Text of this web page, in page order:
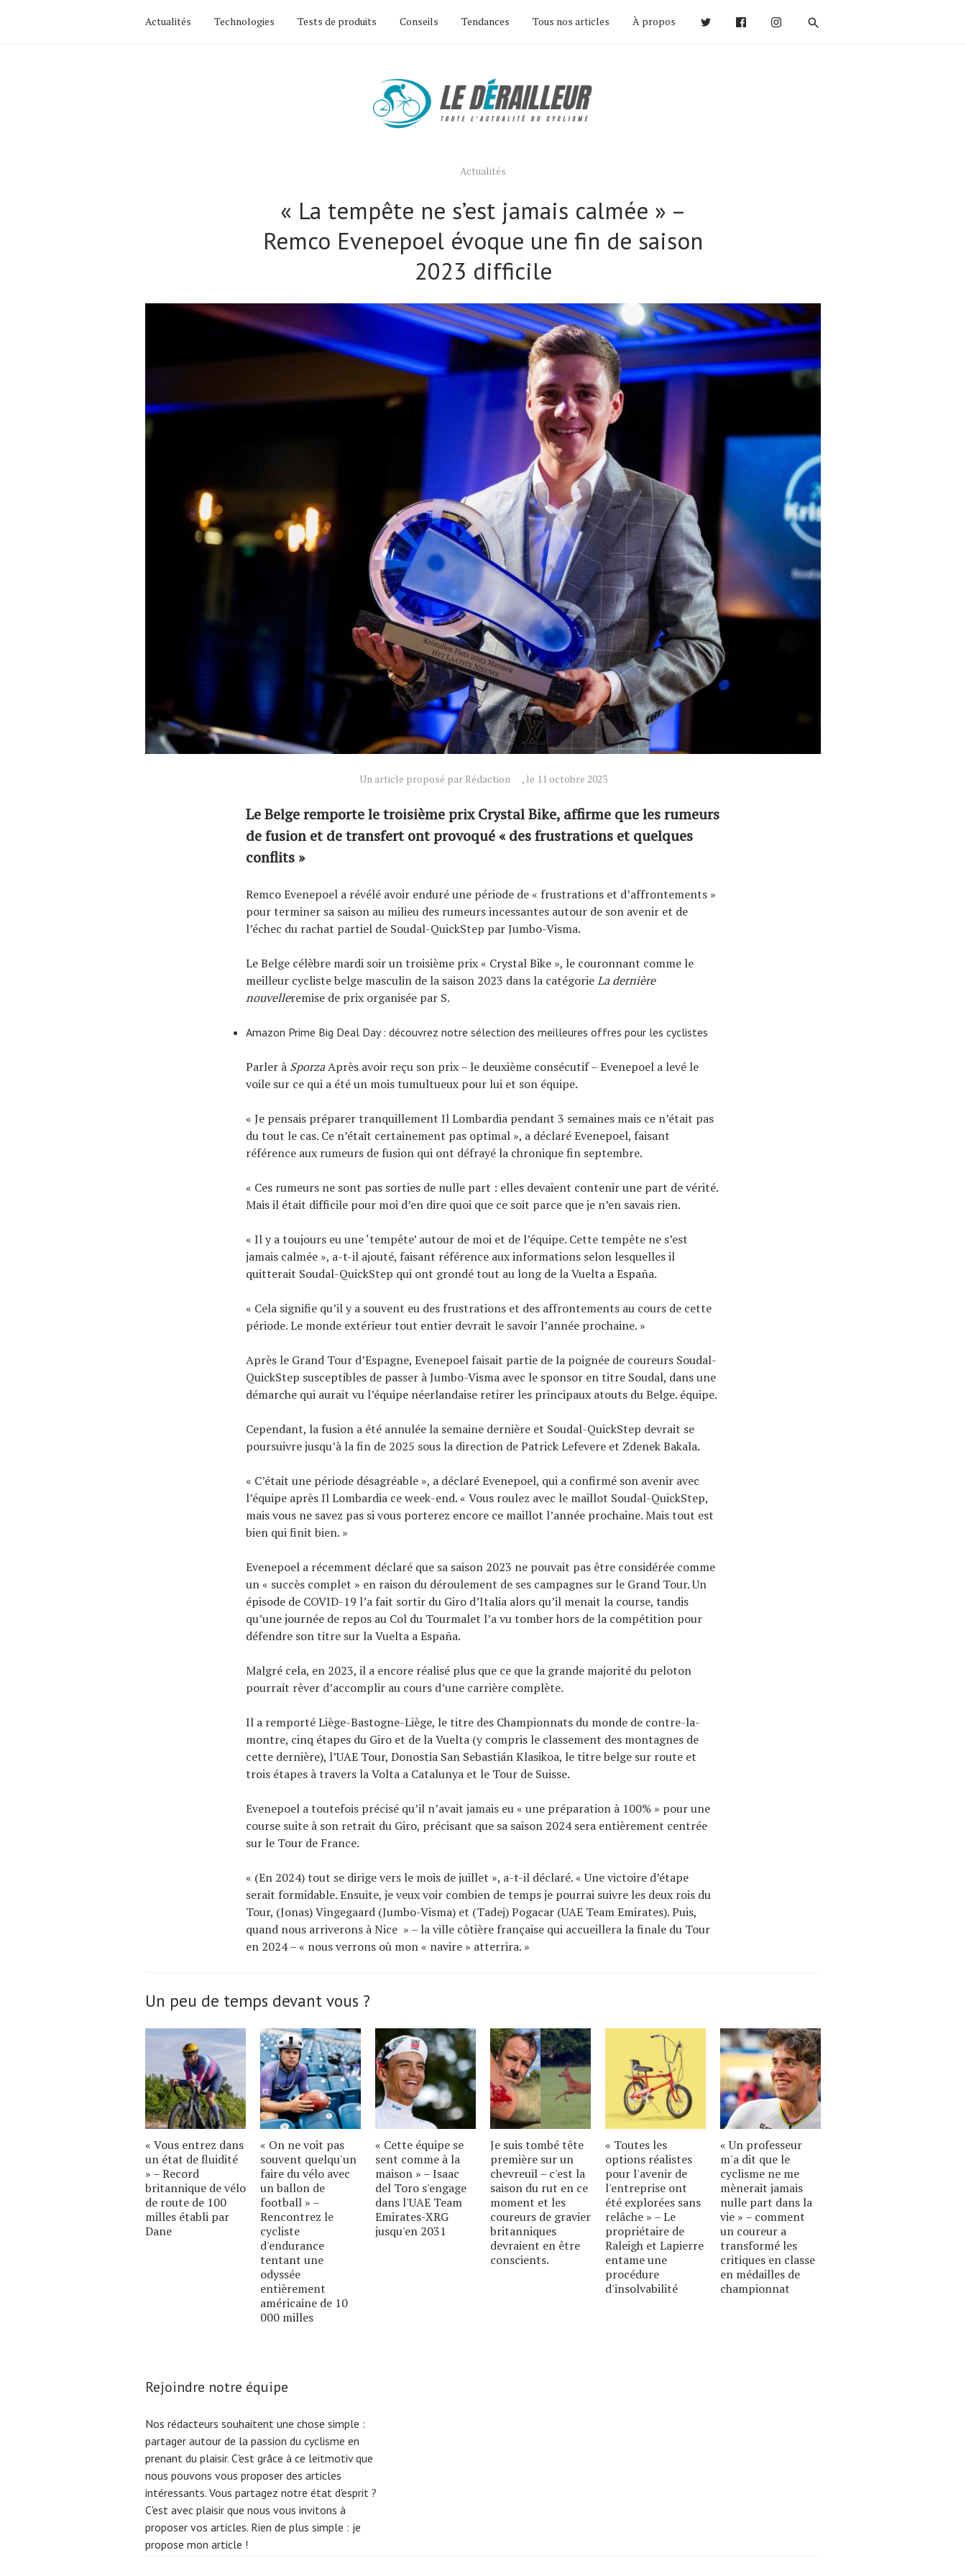
Actualités Technologies Tests de produits Conseils Tendances Tous nos articles À propos
Actualités
« La tempête ne s’est jamais calmée » –
Remco Evenepoel évoque une fin de saison
2023 difficile
Un article proposé par Rédaction , le 11 octobre 2023
Le Belge remporte le troisième prix Crystal Bike, affirme que les rumeurs
de fusion et de transfert ont provoqué « des frustrations et quelques
conflits »
Remco Evenepoel a révélé avoir enduré une période de « frustrations et d’affrontements »
pour terminer sa saison au milieu des rumeurs incessantes autour de son avenir et de
l’échec du rachat partiel de Soudal-QuickStep par Jumbo-Visma.
Le Belge célèbre mardi soir un troisième prix « Crystal Bike », le couronnant comme le
meilleur cycliste belge masculin de la saison 2023 dans la catégorieLa dernière
nouvelleremise de prix organisée par S.
Amazon Prime Big Deal Day : découvrez notre sélection des meilleures offres pour les cyclistes
Parler à SporzaAprès avoir reçu son prix – le deuxième consécutif – Evenepoel a levé le
voile sur ce qui a été un mois tumultueux pour lui et son équipe.
« Je pensais préparer tranquillement Il Lombardia pendant 3 semaines mais ce n’était pas
du tout le cas. Ce n’était certainement pas optimal », a déclaré Evenepoel, faisant
référence aux rumeurs de fusion qui ont défrayé la chronique fin septembre.
« Ces rumeurs ne sont pas sorties de nulle part : elles devaient contenir une part de vérité.
Mais il était difficile pour moi d’en dire quoi que ce soit parce que je n’en savais rien.
« Il y a toujours eu une ‘tempête’ autour de moi et de l’équipe. Cette tempête ne s’est
jamais calmée », a-t-il ajouté, faisant référence aux informations selon lesquelles il
quitterait Soudal-QuickStep qui ont grondé tout au long de la Vuelta a España.
« Cela signifie qu’il y a souvent eu des frustrations et des affrontements au cours de cette
période. Le monde extérieur tout entier devrait le savoir l’année prochaine. »
Après le Grand Tour d’Espagne, Evenepoel faisait partie de la poignée de coureurs Soudal-
QuickStep susceptibles de passer à Jumbo-Visma avec le sponsor en titre Soudal, dans une
démarche qui aurait vu l’équipe néerlandaise retirer les principaux atouts du Belge. équipe.
Cependant, la fusion a été annulée la semaine dernière et Soudal-QuickStep devrait se
poursuivre jusqu’à la fin de 2025 sous la direction de Patrick Lefevere et Zdenek Bakala.
« C’était une période désagréable », a déclaré Evenepoel, qui a confirmé son avenir avec
l’équipe après Il Lombardia ce week-end. « Vous roulez avec le maillot Soudal-QuickStep,
mais vous ne savez pas si vous porterez encore ce maillot l’année prochaine. Mais tout est
bien qui finit bien. »
Evenepoel a récemment déclaré que sa saison 2023 ne pouvait pas être considérée comme
un « succès complet » en raison du déroulement de ses campagnes sur le Grand Tour. Un
épisode de COVID-19 l’a fait sortir du Giro d’Italia alors qu’il menait la course, tandis
qu’une journée de repos au Col du Tourmalet l’a vu tomber hors de la compétition pour
défendre son titre sur la Vuelta a España.
Malgré cela, en 2023, il a encore réalisé plus que ce que la grande majorité du peloton
pourrait rêver d’accomplir au cours d’une carrière complète.
Il a remporté Liège-Bastogne-Liège, le titre des Championnats du monde de contre-la-
montre, cinq étapes du Giro et de la Vuelta (y compris le classement des montagnes de
cette dernière), l’UAE Tour, Donostia San Sebastián Klasikoa, le titre belge sur route et
trois étapes à travers la Volta a Catalunya et le Tour de Suisse.
Evenepoel a toutefois précisé qu’il n’avait jamais eu « une préparation à 100% » pour une
course suite à son retrait du Giro, précisant que sa saison 2024 sera entièrement centrée
sur le Tour de France.
« (En 2024) tout se dirige vers le mois de juillet », a-t-il déclaré. « Une victoire d’étape
serait formidable. Ensuite, je veux voir combien de temps je pourrai suivre les deux rois du
Tour, (Jonas) Vingegaard (Jumbo-Visma) et (Tadej) Pogacar (UAE Team Emirates). Puis,
quand nous arriverons à Nice » – la ville côtière française qui accueillera la finale du Tour
en 2024 – « nous verrons où mon « navire » atterrira. »
Un peu de temps devant vous ?
« Vous entrez dans
un état de fluidité
» – Record
britannique de vélo
de route de 100
milles établi par
Dane
« On ne voit pas
souvent quelqu'un
faire du vélo avec
un ballon de
football » –
Rencontrez le
cycliste
d'endurance
tentant une
odyssée
entièrement
américaine de 10
000 milles
« Cette équipe se
sent comme à la
maison » – Isaac
del Toro s'engage
dans l'UAE Team
Emirates-XRG
jusqu'en 2031
Je suis tombé tête
première sur un
chevreuil – c'est la
saison du rut en ce
moment et les
coureurs de gravier
britanniques
devraient en être
conscients.
« Toutes les
options réalistes
pour l'avenir de
l'entreprise ont
été explorées sans
relâche » – Le
propriétaire de
Raleigh et Lapierre
entame une
procédure
d'insolvabilité
« Un professeur
m'a dit que le
cyclisme ne me
mènerait jamais
nulle part dans la
vie » – comment
un coureur a
transformé les
critiques en classe
en médailles de
championnat
Rejoindre notre équipe
Nos rédacteurs souhaitent une chose simple :
partager autour de la passion du cyclisme en
prenant du plaisir. C'est grâce à ce leitmotiv que
nous pouvons vous proposer des articles
intéressants. Vous partagez notre état d'esprit ?
C'est avec plaisir que nous vous invitons à
proposer vos articles. Rien de plus simple : je
propose mon article !